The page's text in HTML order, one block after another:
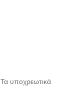
Τα υποχρεωτικά